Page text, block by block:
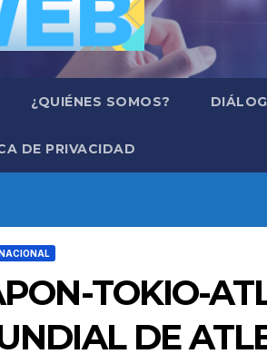
¿QUIÉNES SOMOS?
DE PRIVACIDAD
TOKIO-
DE